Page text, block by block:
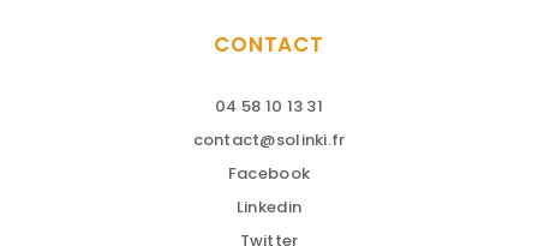
CONTACT
04 58 10 13 31
contact@solinki.fr
Facebook
Linkedin
Twitter